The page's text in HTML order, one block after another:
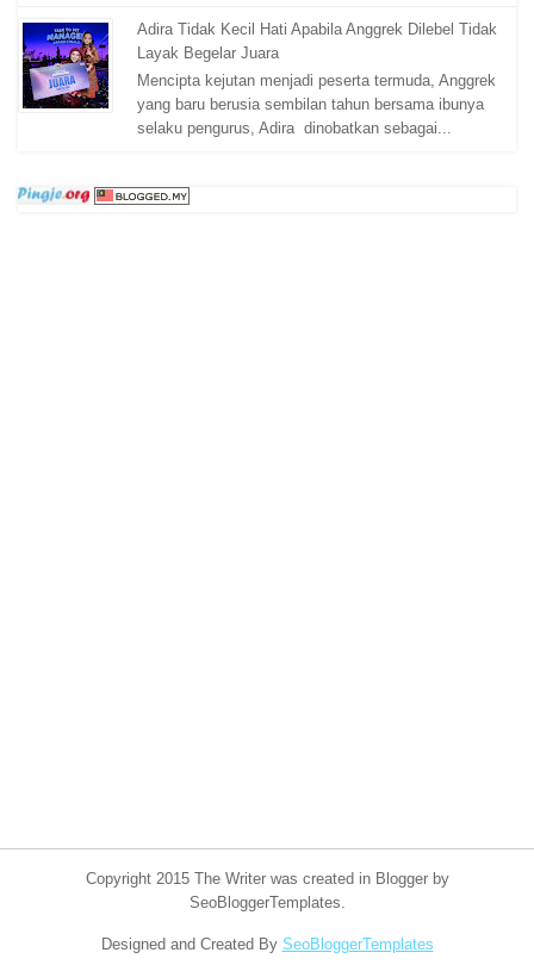
Adira Tidak Kecil Hati Apabila Anggrek Dilebel Tidak
Layak Begelar Juara
Mencipta kejutan menjadi peserta termuda, Anggrek
yang baru berusia sembilan tahun bersama ibunya
selaku pengurus, Adira dinobatkan sebagai...
Copyright 2015 The Writer was created in Blogger by
SeoBloggerTemplates.
Designed and Created By SeoBloggerTemplates